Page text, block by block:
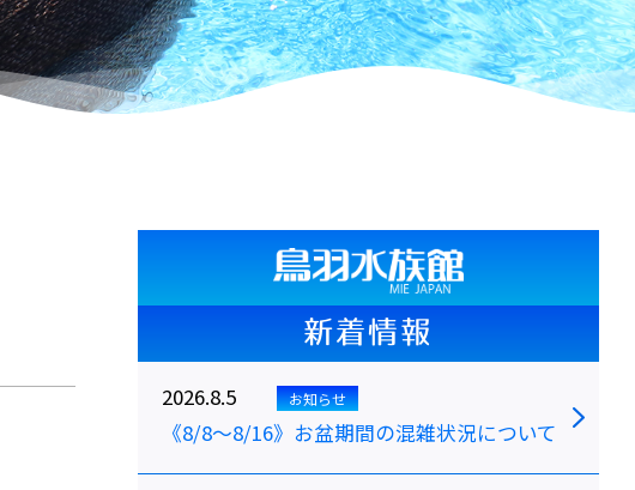
新着情報
2026.8.5 お知らせ
《8/8～8/16》お盆期間の混雑状況について